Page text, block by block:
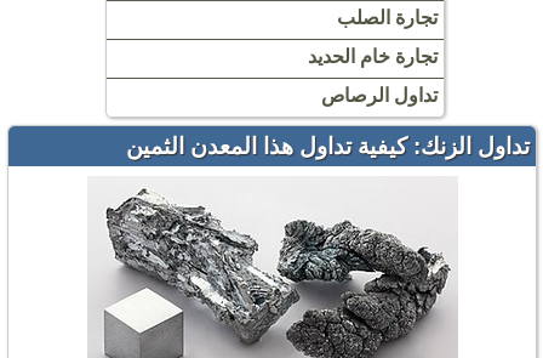
تجارة الصلب
تجارة خام الحديد
تداول الرصاص
تداول الزنك: كيفية تداول هذا المعدن الثمين